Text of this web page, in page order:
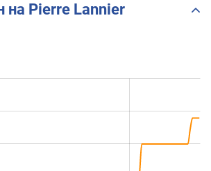
на Pierre Lannier